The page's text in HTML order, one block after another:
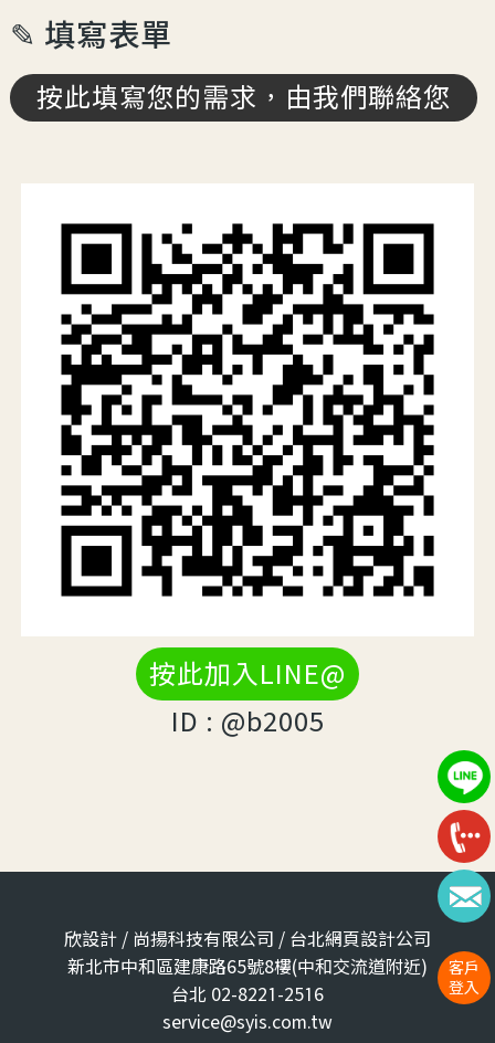
客戶
登入
✎ 填寫表單
按此填寫您的需求，由我們聯絡您
按此加入LINE@
ID : @b2005
欣設計 / 尚揚科技有限公司 / 台北網頁設計公司
新北市中和區建康路65號8樓(中和交流道附近)
台北 02-8221-2516
service@syis.com.tw